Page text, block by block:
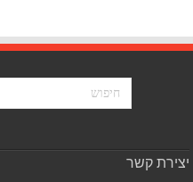
יצירת קשר